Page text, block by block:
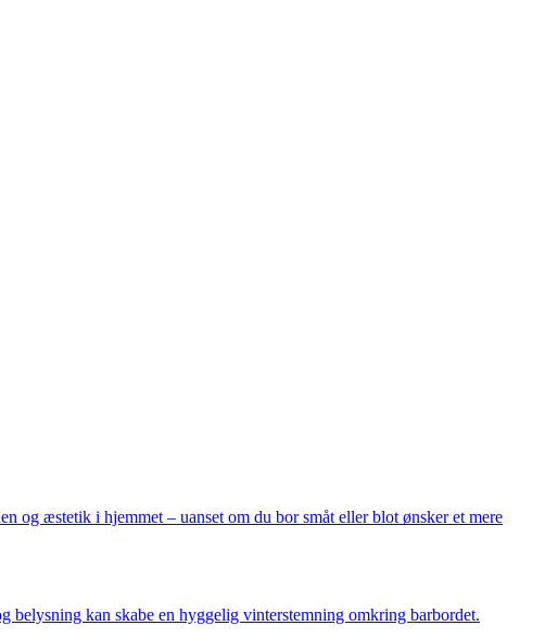
og æstetik i hjemmet – uanset om du bor småt eller blot ønsker et mere
kan skabe en hyggelig vinterstemning omkring barbordet.